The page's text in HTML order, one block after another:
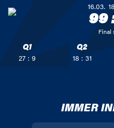
16.03.
99
Final
Q1
27 : 9
Q2
18 : 31
IMMER